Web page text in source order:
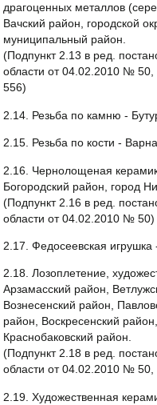
драгоценных металлов
Вачский район, городской
муниципальный район.
(Подпункт 2.13 в ред.
области от 04.02.2010 №
556)
2.14. Резьба по камню -
2.15. Резьба по кости -
2.16. Чернолощеная
Богородский район, город
(Подпункт 2.16 в ред.
области от 04.02.2010 № 50)
2.17. Федосеевская игрушка
2.18. Лозоплетение,
Арзамасский район,
Вознесенский район,
район, Воскресенский
Краснобаковский район.
(Подпункт 2.18 в ред.
области от 04.02.2010 №
2.19. Художественная